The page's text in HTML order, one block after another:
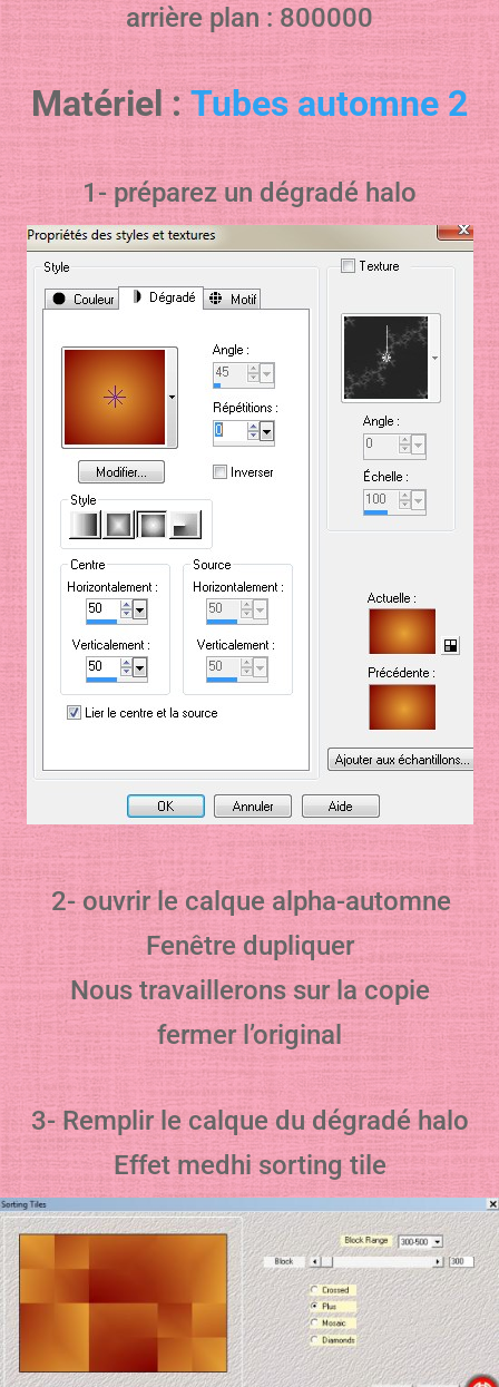
arrière plan : 800000
Matériel :Tubes automne 2
1- préparez un dégradé halo
2- ouvrir le calque alpha-automne
Fenêtre dupliquer
Nous travaillerons sur la copie
fermer l’original
3- Remplir le calque du dégradé halo
Effet medhi sorting tile